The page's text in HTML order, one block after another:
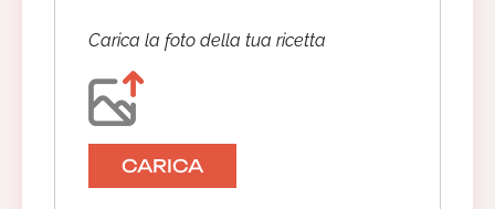
Carica la foto della tua ricetta
CARICA